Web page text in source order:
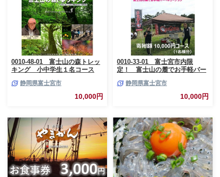
0010-48-01 富士山の森トレッ
キング 小中学生１名コース
静岡県富士宮市
10,000円
0010-33-01 富士宮市内限
定！ 富士山の麓でお手軽バー
（BBQ1人前）
静岡県富士宮市
10,000円